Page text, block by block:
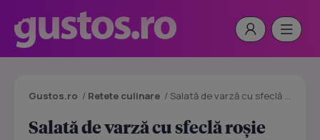
Gustos.ro / Retete culinare / Salată de varză cu sfeclă roșie
Salată de varză cu sfeclă roșie